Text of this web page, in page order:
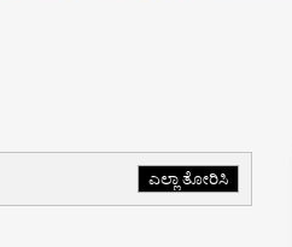
ಎಲ್ಲಾ ತೋರಿಸಿ